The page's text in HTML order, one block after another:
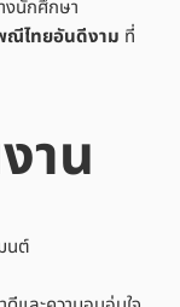
งนักศึกษา
ณีไทยอันดีงาม ที่
าน
นต์